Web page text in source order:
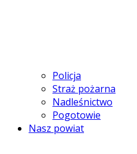
Policja
Straż pożarna
Nadleśnictwo
Pogotowie
Nasz powiat